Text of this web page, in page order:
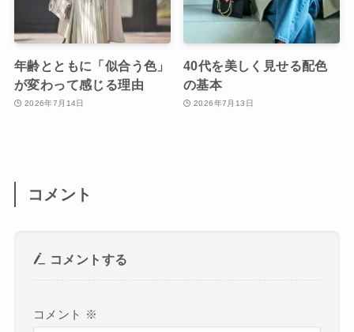
年齢とともに「似合う色」
が変わって感じる理由
2026年7月14日
40代を美しく見せる配色
の基本
2026年7月13日
コメント
コメントする
コメント ※